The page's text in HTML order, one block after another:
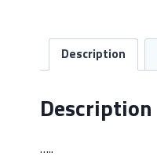
Description
Description
…..